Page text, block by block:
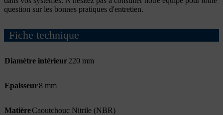
question sur les bonnes pratiques d'entretien.
Fiche technique
Diamètre intérieur220 mm
Epaisseur8 mm
MatièreCaoutchouc Nitrile (NBR)